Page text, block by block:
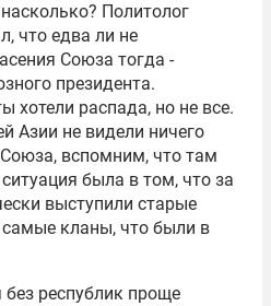
Политолог
что едва ли не
Союза тогда -
президента.
хотели распада, но не все.
Азии не видели ничего
вспомним, что там
была в том, что за
выступили старые
кланы, что были в
без республик проще